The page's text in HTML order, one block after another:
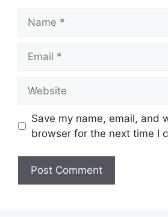
Save my name, email, and
browser for the next time I